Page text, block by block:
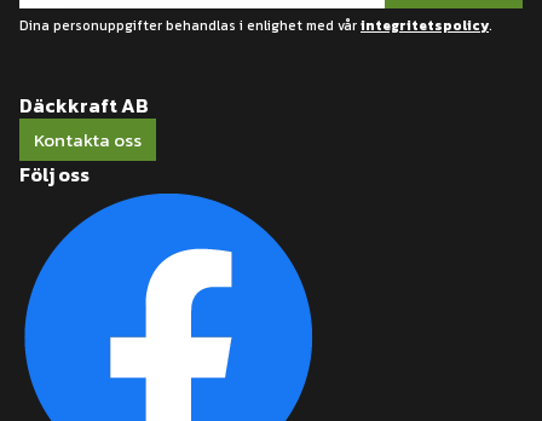
Dina personuppgifter behandlas i enlighet med vårintegritetspolicy.
Däckkraft AB
Kontakta oss
Följ oss